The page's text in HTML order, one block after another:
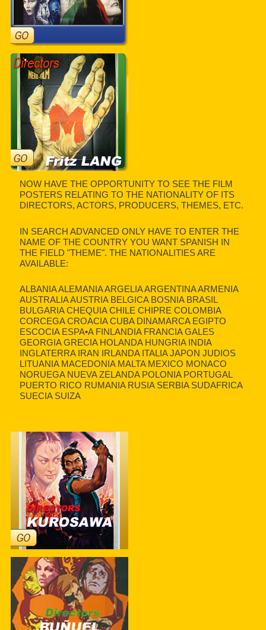
NOW HAVE THE OPPORTUNITY TO SEE THE FILM
POSTERS RELATING TO THE NATIONALITY OF ITS
DIRECTORS, ACTORS, PRODUCERS, THEMES, ETC.
IN SEARCH ADVANCED ONLY HAVE TO ENTER THE
NAME OF THE COUNTRY YOU WANT SPANISH IN
THE FIELD "THEME". THE NATIONALITIES ARE
AVAILABLE:
ALBANIA ALEMANIA ARGELIA ARGENTINA ARMENIA
AUSTRALIA AUSTRIA BELGICA BOSNIA BRASIL
BULGARIA CHEQUIA CHILE CHIPRE COLOMBIA
CORCEGA CROACIA CUBA DINAMARCA EGIPTO
ESCOCIA ESPA•A FINLANDIA FRANCIA GALES
GEORGIA GRECIA HOLANDA HUNGRIA INDIA
INGLATERRA IRAN IRLANDA ITALIA JAPON JUDIOS
LITUANIA MACEDONIA MALTA MEXICO MONACO
NORUEGA NUEVA ZELANDA POLONIA PORTUGAL
PUERTO RICO RUMANIA RUSIA SERBIA SUDAFRICA
SUECIA SUIZA